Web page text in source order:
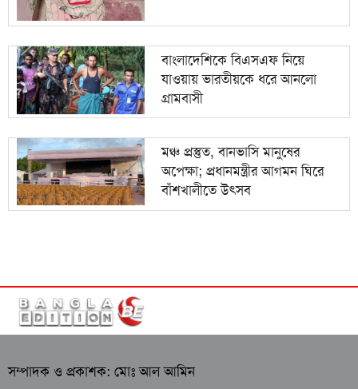
বাংলাদেশিকে বিএসএফ নিয়ে
যাওয়ায় ভারতীয়কে ধরে আনলো
গ্রামবাসী
মঞ্চ প্রস্তুত, বানভাসি মানুষের
অপেক্ষা; প্রধানমন্ত্রীর আগমন ঘিরে
বাঁশখালীতে উৎসব
সম্পাদক ও প্রকাশক: মোঃ আল আমিন